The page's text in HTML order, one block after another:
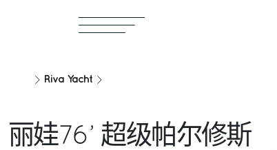
Riva Yacht
丽娃76’ 超级帕尔修斯